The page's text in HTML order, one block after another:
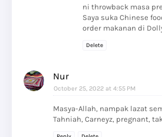
ni throwback masa
Saya suka Chinese
order makanan di
Delete
Nur
October 25, 2022 at 4:55 PM
Masya-Allah, nampak lazat
Tahniah, Carneyz, pregnant,